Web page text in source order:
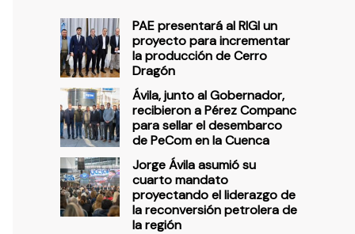
c
a
p
o
r
:
PAE presentará al RIGI un
proyecto para incrementar
la producción de Cerro
Dragón
Ávila, junto al Gobernador,
recibieron a Pérez Companc
para sellar el desembarco
de PeCom en la Cuenca
Jorge Ávila asumió su
cuarto mandato
proyectando el liderazgo de
la reconversión petrolera de
la región